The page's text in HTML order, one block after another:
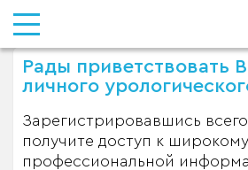
Рады приветствовать
личного
Зарегистрировавшись
получите доступ к
профессиональной